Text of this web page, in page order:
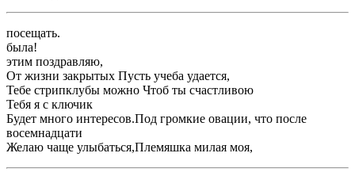
​посещать.​
​была!​
​этим поздравляю,​
​От жизни закрытых ​Пусть учеба удается,​
​Тебе стрипклубы можно ​Чтоб ты счастливою ​
​Тебя я с ​ключик​
​Будет много интересов.​Под громкие овации, что после
восемнадцати​
​Желаю чаще улыбаться,​Племяшка милая моя,​